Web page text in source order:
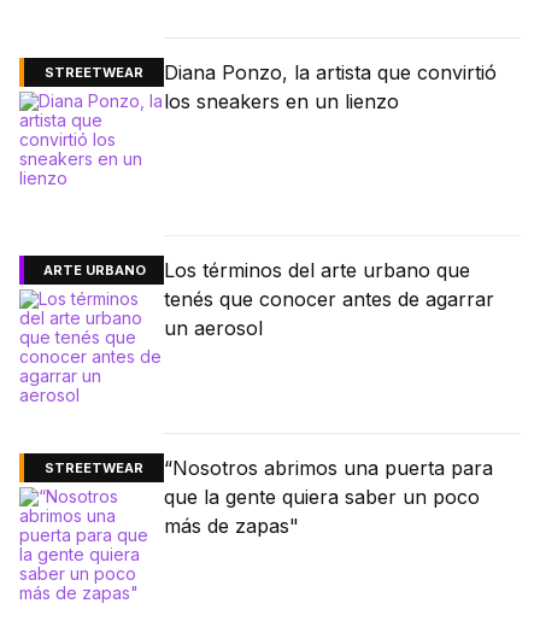
STREETWEAR
Diana Ponzo, la artista que convirtió
los sneakers en un lienzo
ARTE URBANO
Los términos del arte urbano que
tenés que conocer antes de agarrar
un aerosol
STREETWEAR
“Nosotros abrimos una puerta para
que la gente quiera saber un poco
más de zapas"